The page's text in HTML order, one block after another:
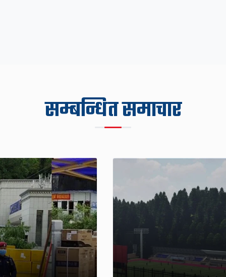
सम्बन्धित समाचार